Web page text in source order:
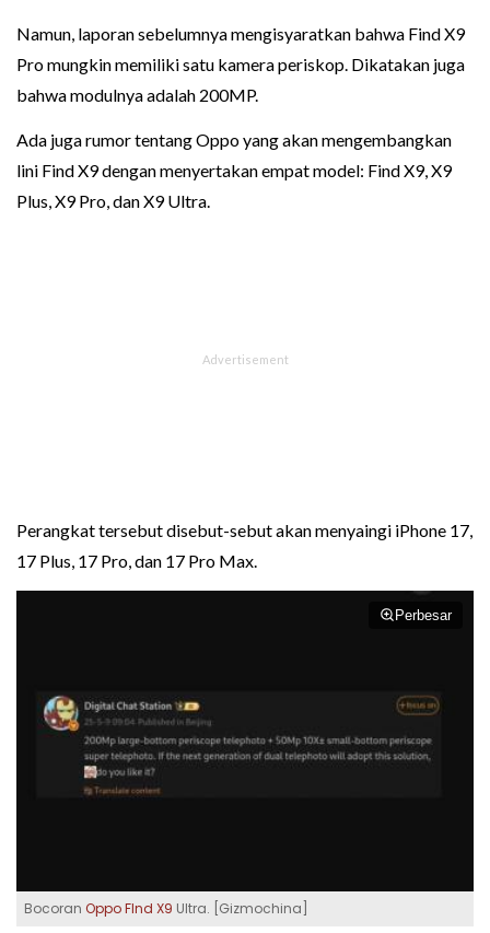
Namun, laporan sebelumnya mengisyaratkan bahwa Find X9
Pro mungkin memiliki satu kamera periskop. Dikatakan juga
bahwa modulnya adalah 200MP.
Ada juga rumor tentang Oppo yang akan mengembangkan
lini Find X9 dengan menyertakan empat model: Find X9, X9
Plus, X9 Pro, dan X9 Ultra.
Perangkat tersebut disebut-sebut akan menyaingi iPhone 17,
17 Plus, 17 Pro, dan 17 Pro Max.
Perbesar
Bocoran Oppo FInd X9 Ultra. [Gizmochina]